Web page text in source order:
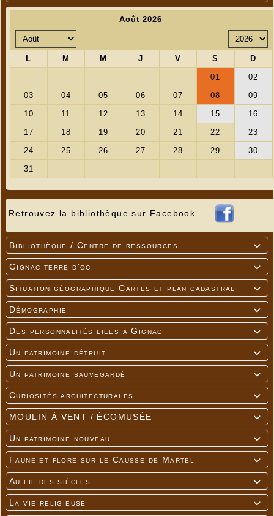
Retrouvez la bibliothèque sur Facebook

Bibliothèque / Centre de ressources

Gignac terre d'oc

Situation géographique Cartes et plan cadastral

Démographie

Des personnalités liées à Gignac

Un patrimoine détruit

Un patrimoine sauvegardé

Curiosités architecturales

MOULIN À VENT / ÉCOMUSÉE

Un patrimoine nouveau

Faune et flore sur le Causse de Martel

Au fil des siècles

La vie religieuse